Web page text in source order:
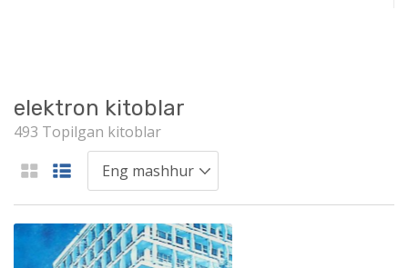
elektron kitoblar
493 Topilgan kitoblar